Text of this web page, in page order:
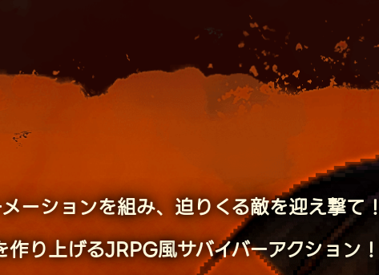
ーションを組み、迫りくる敵を迎え撃て！
作り上げるJRPG風サバイバーアクション！